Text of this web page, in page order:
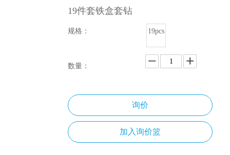
19件套铁盒套钻
规格： 19pcs
数量：
询价
加入询价篮